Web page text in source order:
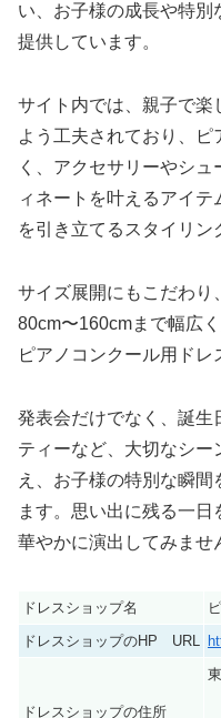
い、お子様の成長や特別
提供しています。
サイト内では、親子で楽
よう工夫されており、
く、アクセサリーやシ
ィネートを叶えるアイ
を引き立てるスタイリン
サイズ展開にもこだわり
80cm〜160cmまで幅広
ピアノコンクール用ドレ
発表会だけでなく、誕生
ティーなど、大切なシ
え、お子様の特別な瞬
ます。思い出に残る一
華やかに演出してみませ
ドレスショップ名
ドレスショップのHP URL
ドレスショップの住所